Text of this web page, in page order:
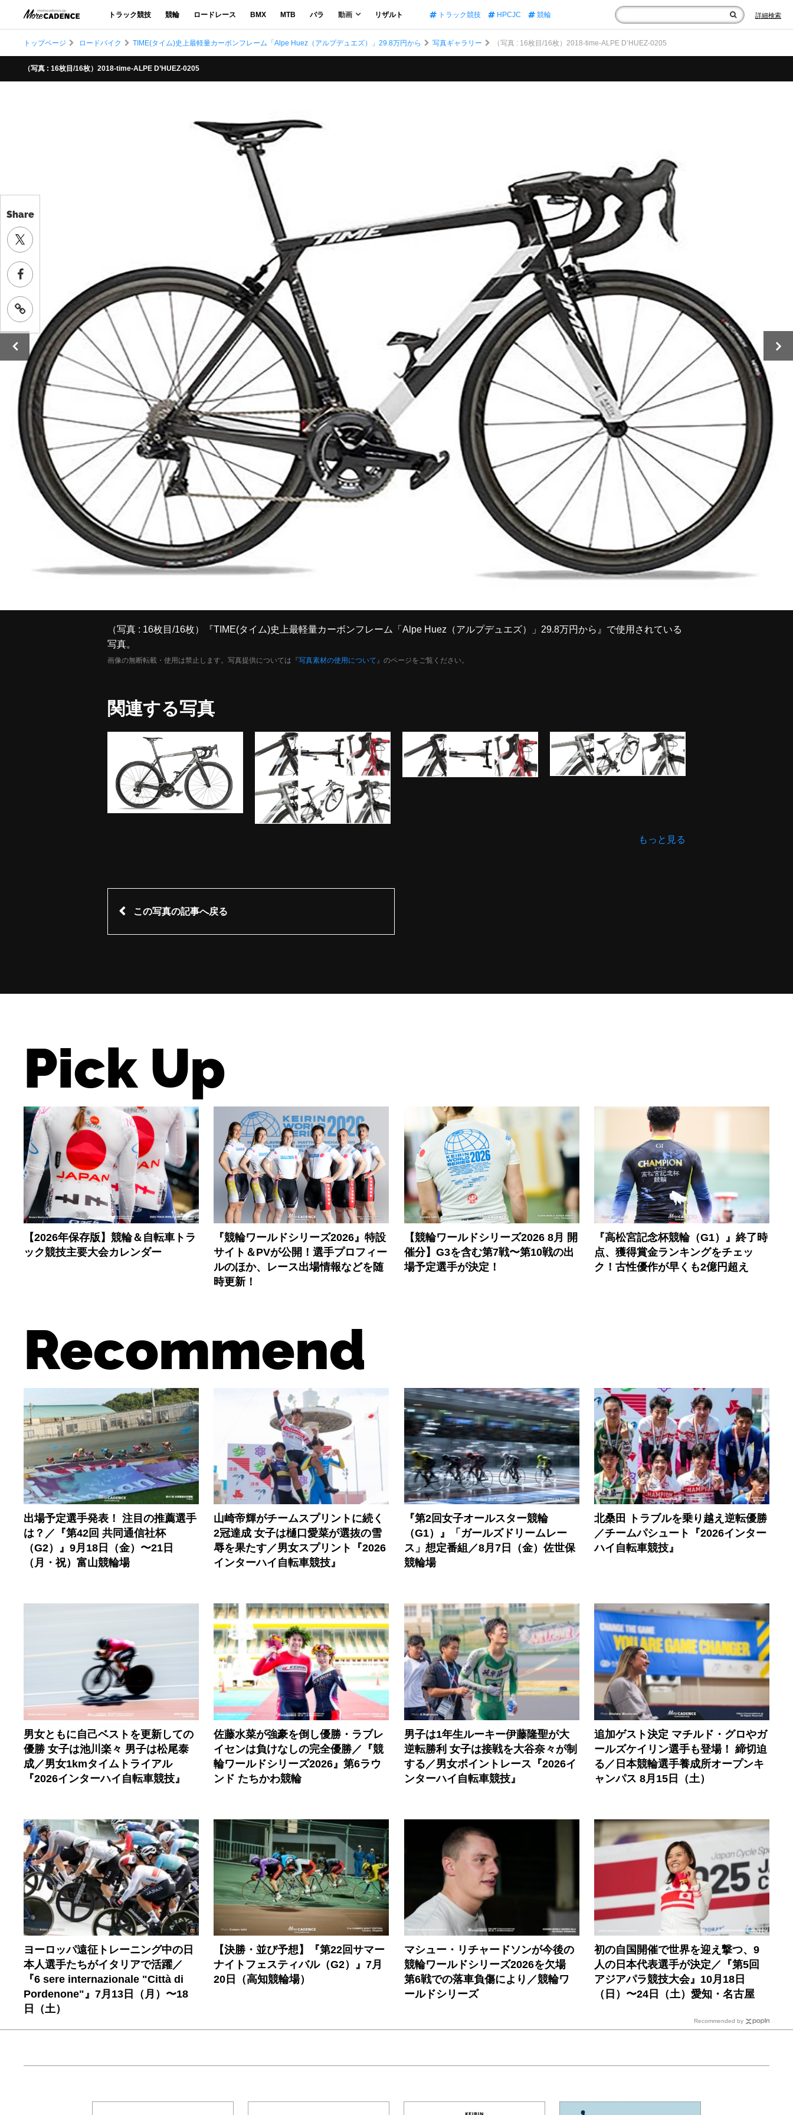
トラック競技 競輪 ロードレース BMX MTB パラ 動画 リザルト トラック競技 HPCJC 競輪 詳細検索
Share
トップページ ロードバイク TIME(タイム)史上最軽量カーボンフレーム「Alpe Huez（アルプデュエズ）」29.8万円から 写真ギャラリー （写真 : 16枚目/16枚）2018-time-ALPE D’HUEZ-0205
（写真 : 16枚目/16枚）2018-time-ALPE D’HUEZ-0205
（写真 : 16枚目/16枚）『TIME(タイム)史上最軽量カーボンフレーム「Alpe Huez（アルプデュエズ）」29.8万円から』で使用されている
写真。
画像の無断転載・使用は禁止します。写真提供については『写真素材の使用について 』のページをご覧ください。
関連する写真
もっと見る
この写真の記事へ戻る
Pick Up
【2026年保存版】競輪＆自転車トラ
ック競技主要大会カレンダー
『競輪ワールドシリーズ2026』特設
サイト＆PVが公開！選手プロフィー
ルのほか、レース出場情報などを随
時更新！
【競輪ワールドシリーズ2026 8月 開
催分】G3を含む第7戦〜第10戦の出
場予定選手が決定！
『高松宮記念杯競輪（G1）』終了時
点、獲得賞金ランキングをチェッ
ク！古性優作が早くも2億円超え
Recommend
出場予定選手発表！ 注目の推薦選手
は？／『第42回 共同通信社杯
（G2）』9月18日（金）〜21日
（月・祝）富山競輪場
山崎帝輝がチームスプリントに続く
2冠達成 女子は樋口愛菜が選抜の雪
辱を果たす／男女スプリント『2026
インターハイ自転車競技』
『第2回女子オールスター競輪
（G1）』「ガールズドリームレー
ス」想定番組／8月7日（金）佐世保
競輪場
北桑田 トラブルを乗り越え逆転優勝
／チームパシュート『2026インター
ハイ自転車競技』
男女ともに自己ベストを更新しての
優勝 女子は池川楽々 男子は松尾泰
成／男女1kmタイムトライアル
『2026インターハイ自転車競技』
佐藤水菜が強豪を倒し優勝・ラブレ
イセンは負けなしの完全優勝／『競
輪ワールドシリーズ2026』第6ラウ
ンド たちかわ競輪
男子は1年生ルーキー伊藤隆聖が大
逆転勝利 女子は接戦を大谷奈々が制
する／男女ポイントレース『2026イ
ンターハイ自転車競技』
追加ゲスト決定 マチルド・グロやガ
ールズケイリン選手も登場！ 締切迫
る／日本競輪選手養成所オープンキ
ャンパス 8月15日（土）
ヨーロッパ遠征トレーニング中の日
本人選手たちがイタリアで活躍／
『6 sere internazionale "Città di
Pordenone"』7月13日（月）〜18
日（土）
【決勝・並び予想】『第22回サマー
ナイトフェスティバル（G2）』7月
20日（高知競輪場）
マシュー・リチャードソンが今後の
競輪ワールドシリーズ2026を欠場
第6戦での落車負傷により／競輪ワ
ールドシリーズ
初の自国開催で世界を迎え撃つ、9
人の日本代表選手が決定／『第5回
アジアパラ競技大会』10月18日
（日）〜24日（土）愛知・名古屋
Recommended by